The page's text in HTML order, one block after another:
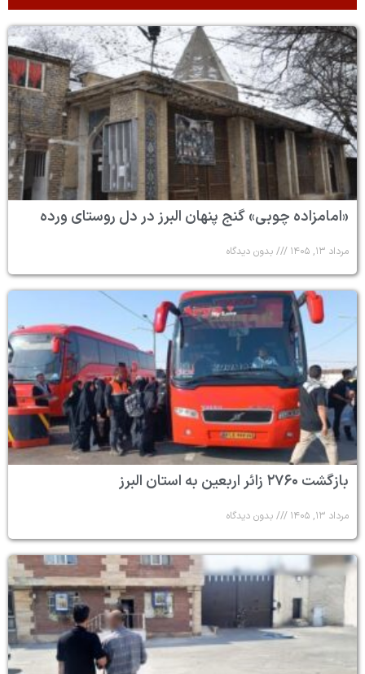
«امامزاده چوبی» گنج پنهان البرز در دل روستای ورده
مرداد ۱۳, ۱۴۰۵ بدون دیدگاه
بازگشت ۲۷۶۰ زائر اربعین به استان البرز
مرداد ۱۳, ۱۴۰۵ بدون دیدگاه